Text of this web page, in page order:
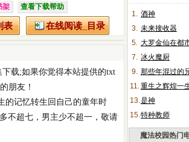
架 查看下载帮助
表 在线阅读_目录
下载;如果你觉得本站提供的txt
朋友！
的记忆转生回自己的童年时
不超七，男主少不超一，敬请
1. 酒神
3. 未来接收器
5. 大罗金仙在都
7. 冰火魔厨
9. 那些年混过的
11.重生之辉煌一
13.是神
15.特种教师
魔法校园热门